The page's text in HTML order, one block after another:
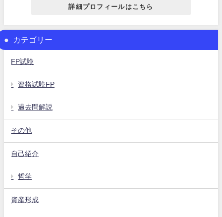
詳細プロフィールはこちら
カテゴリー
FP試験
資格試験FP
過去問解説
その他
自己紹介
哲学
資産形成